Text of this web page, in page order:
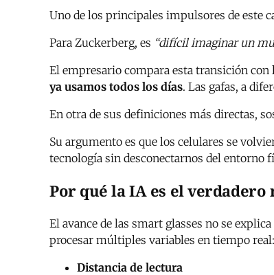
Uno de los principales impulsores de este
Para Zuckerberg, es “difícil imaginar un
El empresario compara esta transición
ya usamos todos los días. Las gafas, a
En otra de sus definiciones más directas,
Su argumento es que los celulares se
tecnología sin desconectarnos del entorno
Por qué la IA es el
El avance de las smart glasses no se
procesar múltiples variables en tiempo real:
Distancia de lectura